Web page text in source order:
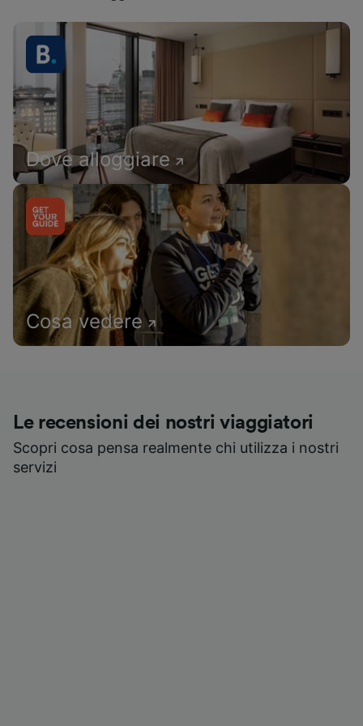
Dove alloggiare
Cosa vedere
Le recensioni dei nostri viaggiatori
Scopri cosa pensa realmente chi utilizza i nostri
servizi